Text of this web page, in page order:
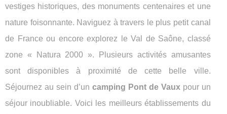
vestiges historiques, des monuments centenaires et une
nature foisonnante. Naviguez à travers le plus petit canal
de France ou encore explorez le Val de Saône, classé
zone « Natura 2000 ». Plusieurs activités amusantes
sont disponibles à proximité de cette belle ville.
Séjournez au sein d’un camping Pont de Vauxpour un
séjour inoubliable. Voici les meilleurs établissements du